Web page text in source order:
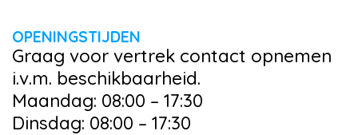
OPENINGSTIJDEN
Graag voor vertrek contact opnemen
i.v.m. beschikbaarheid.
Maandag: 08:00 – 17:30
Dinsdag: 08:00 – 17:30